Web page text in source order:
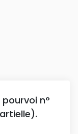
pourvoi n°